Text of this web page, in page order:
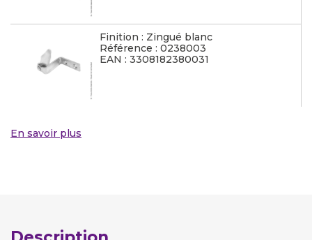
Finition : Zingué blanc
Référence : 0238003
EAN : 3308182380031
En savoir plus